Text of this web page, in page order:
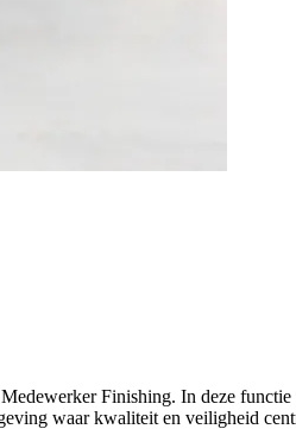
Finishing. In deze functie
waar kwaliteit en veiligheid